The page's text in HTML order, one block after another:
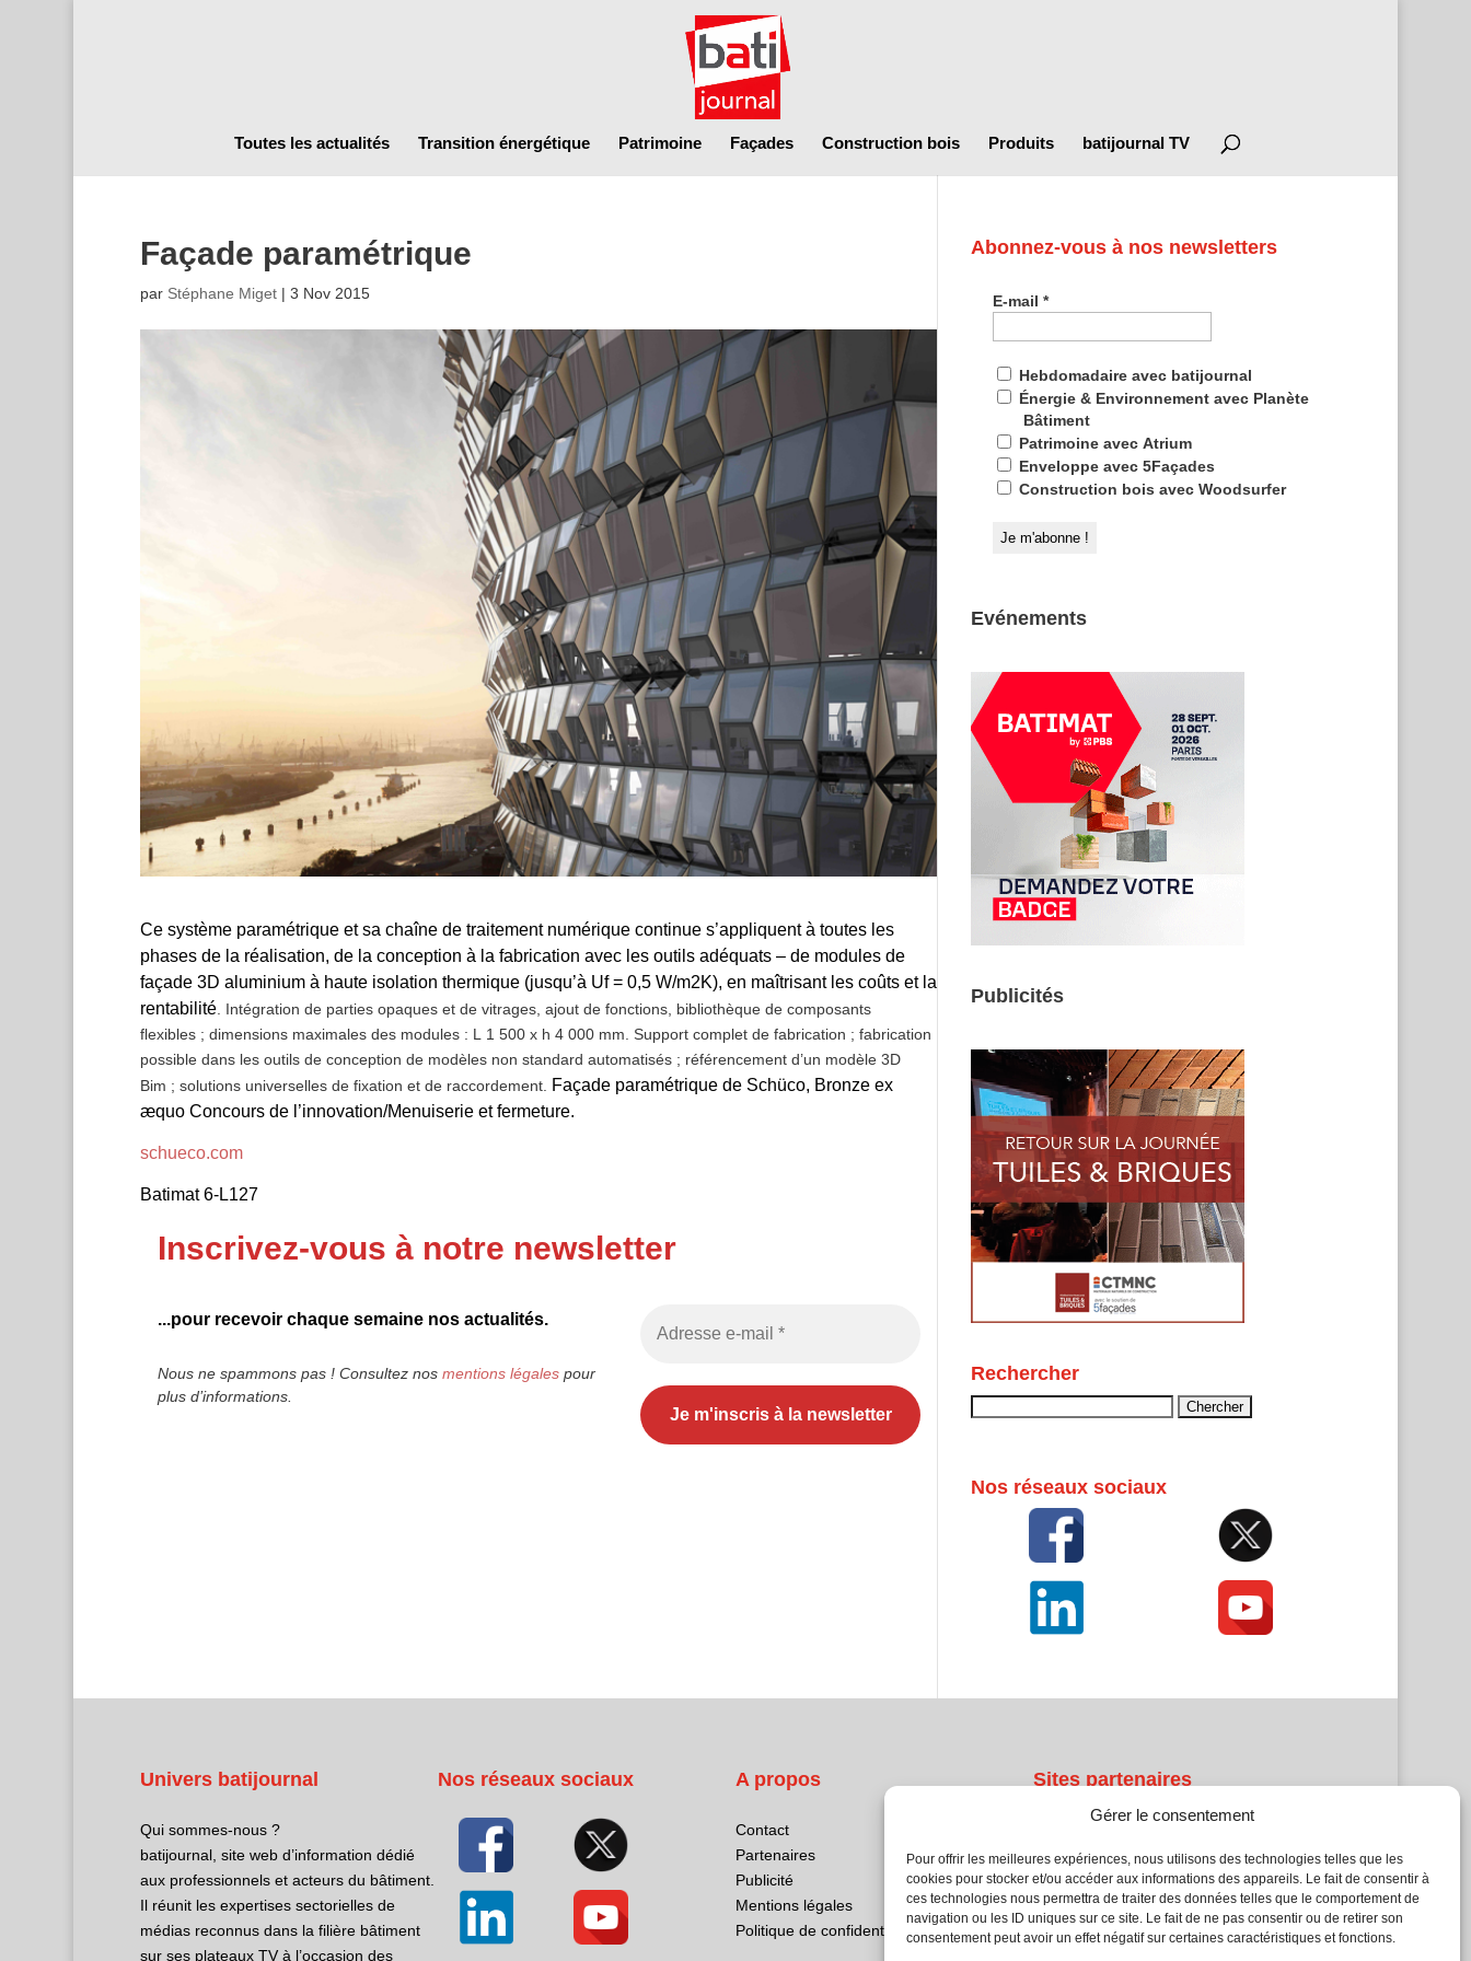
Gérer le consentement
Pour offrir les meilleures expériences, nous utilisons des technologies telles que les
cookies pour stocker et/ou accéder aux informations des appareils. Le fait de consentir à
ces technologies nous permettra de traiter des données telles que le comportement de
navigation ou les ID uniques sur ce site. Le fait de ne pas consentir ou de retirer son
consentement peut avoir un effet négatif sur certaines caractéristiques et fonctions.
Toutes les actualités Transition énergétique Patrimoine Façades Construction bois Produits batijournal TV
Façade paramétrique
par Stéphane Miget| 3 Nov 2015
Ce système paramétrique et sa chaîne de traitement numérique continue s’appliquent à toutes les
phases de la réalisation, de la conception à la fabrication avec les outils adéquats – de modules de
façade 3D aluminium à haute isolation thermique (jusqu’à Uf = 0,5 W/m2K), en maîtrisant les coûts et la
rentabilité. Intégration de parties opaques et de vitrages, ajout de fonctions, bibliothèque de composants
flexibles ; dimensions maximales des modules : L 1 500 x h 4 000 mm. Support complet de fabrication ; fabrication
possible dans les outils de conception de modèles non standard automatisés ; référencement d’un modèle 3D
Bim ; solutions universelles de fixation et de raccordement.
Façade paramétrique de Schüco, Bronze ex
æquo Concours de l’innovation/Menuiserie et fermeture.
schueco.com
Batimat 6-L127
Inscrivez-vous à notre newsletter
...pour recevoir chaque semaine nos actualités.
Nous ne spammons pas ! Consultez nos mentions légalespour
plus d’informations.
Abonnez-vous à nos newsletters
E-mail*
Hebdomadaire avec batijournal
Énergie & Environnement avec Planète
Bâtiment
Patrimoine avec Atrium
Enveloppe avec 5Façades
Construction bois avec Woodsurfer
Evénements
Publicités
Rechercher
Nos réseaux sociaux
Univers batijournal
Qui sommes-nous ?
batijournal, site web d’information dédié
aux professionnels et acteurs du bâtiment.
Il réunit les expertises sectorielles de
médias reconnus dans la filière bâtiment
sur ses plateaux TV à l’occasion des
Nos réseaux sociaux A propos
Contact
Partenaires
Publicité
Mentions légales
Politique de confidentialité
Sites partenaires
Atrium Patrimoine
Kiosque 21
L'Atelier Bois
Planète Bâtiment